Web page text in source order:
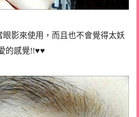
影來使用，而且也不會覺得太妖
的感覺!!♥♥